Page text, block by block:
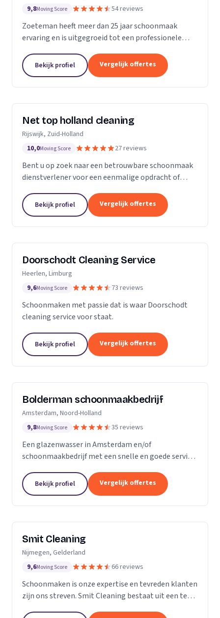
9,8Moving Score 54 reviews
Zoeteman heeft meer dan 25 jaar schoonmaak
ervaring en is uitgegroeid tot een professionele
medewerkers zijn we actief in de regio Rotterdam,...
Bekijk profiel Vergelijk offertes
Net top holland cleaning
Rijswijk, Zuid-Holland
10,0Moving Score 27 reviews
Bent u op zoek naar een betrouwbare schoonmaak
dienstverlener voor een eenmalige opdracht of
groeiende onderneming die zich uit wilt breiden in
het vak.
Bekijk profiel Vergelijk offertes
Doorschodt Cleaning Service
Heerlen, Limburg
9,6Moving Score 73 reviews
Schoonmaken met passie dat is waar Doorschodt
cleaning service voor staat.
Bekijk profiel Vergelijk offertes
Bolderman schoonmaakbedrijf
Amsterdam, Noord-Holland
9,8Moving Score 35 reviews
Een glazenwasser in Amsterdam en/of
schoonmaakbedrijf met een snelle en goede service
schoonmaakmedewerkers zijn actief in héél
Amsterdam en ontzorgen u met...
Bekijk profiel Vergelijk offertes
Smit Cleaning
Nijmegen, Gelderland
9,6Moving Score 66 reviews
Schoonmaken is onze expertise en tevreden klanten
zijn ons streven. Smit Cleaning bestaat uit een team